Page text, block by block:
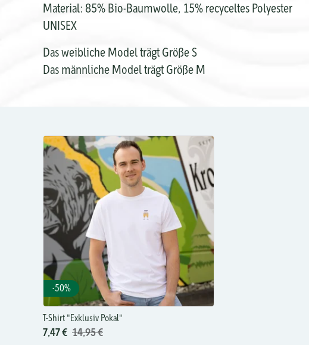
Material: 85% Bio-Baumwolle, 15% recyceltes Polyester
UNISEX
Das weibliche Model trägt Größe S
Das männliche Model trägt Größe M
-50%
T-Shirt "Exklusiv Pokal"
7,47 € 14,95 €